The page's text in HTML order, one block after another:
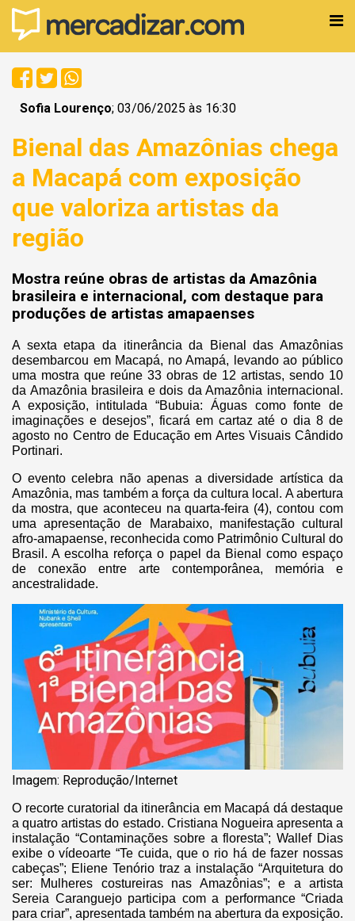
Sofia Lourenço; 03/06/2025 às 16:30
Bienal das Amazônias chega
a Macapá com exposição
que valoriza artistas da
região
Mostra reúne obras de artistas da Amazônia
brasileira e internacional, com destaque para
produções de artistas amapaenses
A sexta etapa da itinerância da Bienal das Amazônias
desembarcou em Macapá, no Amapá, levando ao público
uma mostra que reúne 33 obras de 12 artistas, sendo 10
da Amazônia brasileira e dois da Amazônia internacional.
A exposição, intitulada “Bubuia: Águas como fonte de
imaginações e desejos”, ficará em cartaz até o dia 8 de
agosto no Centro de Educação em Artes Visuais Cândido
Portinari.
O evento celebra não apenas a diversidade artística da
Amazônia, mas também a força da cultura local. A abertura
da mostra, que aconteceu na quarta-feira (4), contou com
uma apresentação de Marabaixo, manifestação cultural
afro-amapaense, reconhecida como Patrimônio Cultural do
Brasil. A escolha reforça o papel da Bienal como espaço
de conexão entre arte contemporânea, memória e
ancestralidade.
Imagem: Reprodução/Internet
O recorte curatorial da itinerância em Macapá dá destaque
a quatro artistas do estado. Cristiana Nogueira apresenta a
instalação “Contaminações sobre a floresta”; Wallef Dias
exibe o vídeoarte “Te cuida, que o rio há de fazer nossas
cabeças”; Eliene Tenório traz a instalação “Arquitetura do
ser: Mulheres costureiras nas Amazônias”; e a artista
Sereia Caranguejo participa com a performance “Criada
para criar”, apresentada também na abertura da exposição.